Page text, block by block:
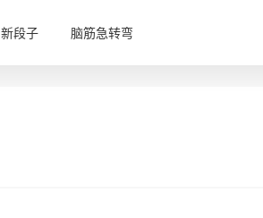
新段子 脑筋急转弯